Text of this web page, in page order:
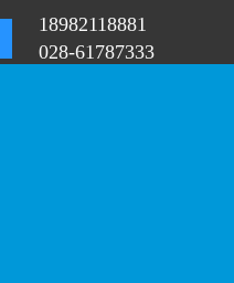
18982118881
028-61787333